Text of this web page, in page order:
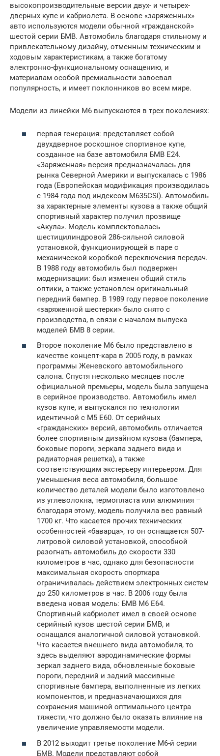
высокопроизводительные версии двух- и четырех-
дверных купе и кабриолета. В основе «заряженных»
авто используются модели обычной «гражданской»
шестой серии БМВ. Автомобиль благодаря стильному и
привлекательному дизайну, отменным техническим и
ходовым характеристикам, а также богатому
электронно-функциональному оснащению, и
материалам особой премиальности завоевал
популярность, и имеет поклонников во всем мире.
Модели из линейки М6 выпускаются в трех поколениях:
первая генерация: представляет собой
двухдверное роскошное спортивное купе,
созданное на базе автомобиля БМВ Е24.
«Заряженная» версия предназначалась для
рынка Северной Америки и выпускалась с 1986
года (Европейская модификация производилась
с 1984 года под индексом M635CSi). Автомобиль
за характерные элементы кузова а также общий
спортивный характер получил прозвище
«Акула». Модель комплектовалась
шестицилиндровой 286-сильной силовой
установкой, функционирующей в паре с
механической коробкой переключения передач.
В 1988 году автомобиль был подвержен
модернизации: был изменен общий стиль
оптики, а также установлен оригинальный
передний бампер. В 1989 году первое поколение
«заряженной шестерки» было снято с
производства, в связи с началом выпуска
моделей БМВ 8 серии.
Второе поколение М6 было представлено в
качестве концепт-кара в 2005 году, в рамках
программы Женевского автомобильного
салона. Спустя несколько месяцев после
официальной премьеры, модель была запущена
в серийное производство. Автомобиль имел
кузов купе, и выпускался по технологии
идентичной с М5 Е60. От серийных
«гражданских» версий, автомобиль отличается
более спортивным дизайном кузова (бампера,
боковые пороги, зеркала заднего вида и
радиаторная решетка), а также
соответствующим экстерьеру интерьером. Для
уменьшения веса автомобиля, большое
количество деталей модели было изготовлено
из углеволокна, термопласта или алюминия –
благодаря этому, модель получила вес равный
1700 кг. Что касается прочих технических
особенностей «баварца», то он оснащается 507-
литровой силовой установкой, способной
разогнать автомобиль до скорости 330
километров в час, однако для безопасности
максимальная скорость спорткара
ограничивалась действием электронных систем
до 250 километров в час. В 2006 году была
введена новая модель: БМВ М6 Е64.
Спортивный кабриолет имел в своей основе
серийный кузов шестой серии БМВ, и
оснащался аналогичной силовой установкой.
Что касается внешнего вида автомобиля, то
здесь выделяют аэродинамические формы
зеркал заднего вида, обновленные боковые
пороги, передний и задний массивные
спортивные бампера, выполненные из легких
компонентов, и предназначающихся для
сохранения машиной оптимального центра
тяжести, что должно было оказать влияние на
увеличение управляемости модели.
В 2012 выходит третье поколение М6-й серии
БМВ. Модели представляют собой